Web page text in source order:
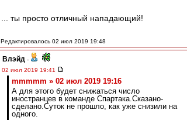
... ты просто отличный нападающий!
Редактировалось 02 июл 2019 19:48
Влэйд -
02 июл 2019 19:41
mmmmm » 02 июл 2019 19:16
А для этого будет снижаться число
иностранцев в команде Спартака.Сказано-
сделано.Суток не прошло, как уже снизили на
одного.